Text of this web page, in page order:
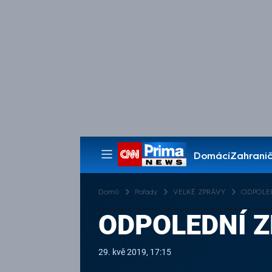
Domácí
Pořady
Domů Pořady VELKÉ ZPRÁVY
ODPOLEDNÍ
29. kvě 2019, 17:15